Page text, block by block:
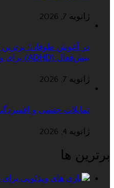
ژانویه 7, 2026
در آغوش طوفان؛
بیش‌فعال (ADHD) برای والدین
ژانویه 7, 2026
تمایلات جنسی و
ژانویه 4, 2026
برترین ها